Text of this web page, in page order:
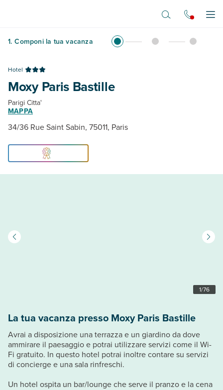
1. Componi la tua vacanza
Hotel
Moxy Paris Bastille
Parigi Citta'
MAPPA
34/36 Rue Saint Sabin, 75011, Paris
1/76
La tua vacanza presso Moxy Paris Bastille
Avrai a disposizione una terrazza e un giardino da dove
ammirare il paesaggio e potrai utilizzare servizi come il Wi-
Fi gratuito. In questo hotel potrai inoltre contare su servizi
di concierge e una sala rinfreschi.
Un hotel ospita un bar/lounge che serve il pranzo e la cena